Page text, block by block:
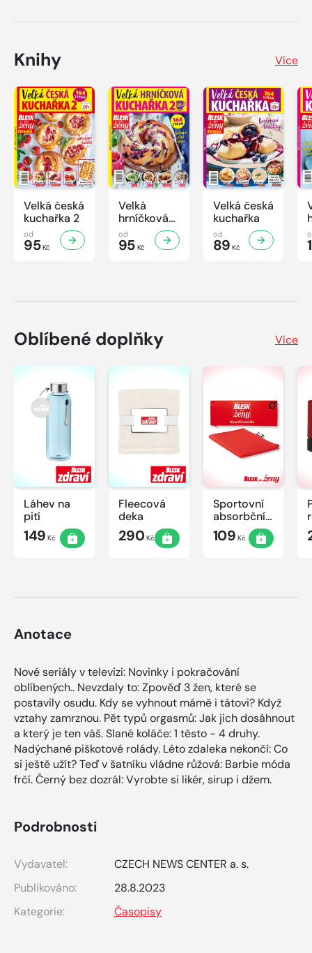
Knihy Více
Velká česká
kuchařka 2
od
95Kč
Velká
hrníčková
kuchařka II
od
95Kč
Velká česká
kuchařka
od
89 Kč
Oblíbené doplňky Více
Láhev na
pití
149 Kč
Fleecová
deka
290Kč
Sportovní
absorbční
ručník
109 Kč
Anotace
Nové seriály v televizi: Novinky i pokračování
oblíbených.. Nevzdaly to: Zpověď 3 žen, které se
postavily osudu. Kdy se vyhnout mámě i tátovi? Když
vztahy zamrznou. Pět typů orgasmů: Jak jich dosáhnout
a který je ten váš. Slané koláče: 1 těsto - 4 druhy.
Nadýchané piškotové rolády. Léto zdaleka nekončí: Co
si ještě užít? Teď v šatníku vládne růžová: Barbie móda
frčí. Černý bez dozrál: Vyrobte si likér, sirup i džem.
Podrobnosti
Vydavatel:
CZECH NEWS CENTER a. s.
Publikováno:
28.8.2023
Kategorie:
Časopisy